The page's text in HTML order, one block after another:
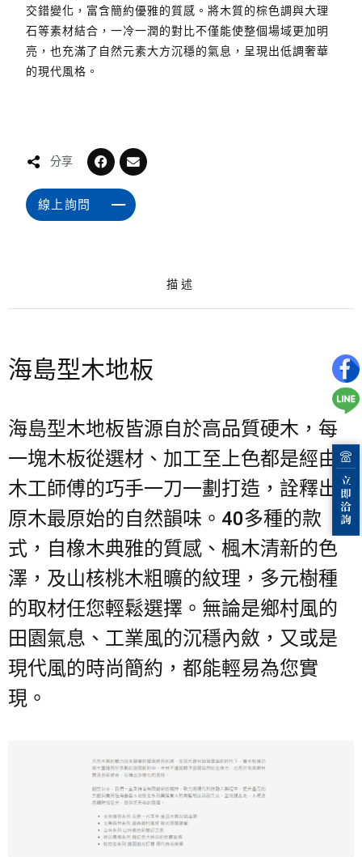
交錯變化，富含簡約優雅的質感。將木質的棕色調與大理
石等素材結合，一冷一潤的對比不僅能使整個場域更加明
亮，也充滿了自然元素大方沉穩的氣息，呈現出低調奢華
的現代風格。
分享
線上詢問
描述
海島型木地板
海島型木地板皆源自於高品質硬木，每
一塊木板從選材、加工至上色都是經由
木工師傅的巧手一刀一劃打造，詮釋出
原木最原始的自然韻味。40多種的款
式，自橡木典雅的質感、楓木清新的色
澤，及山核桃木粗曠的紋理，多元樹種
的取材任您輕鬆選擇。無論是鄉村風的
田園氣息、工業風的沉穩內斂，又或是
現代風的時尚簡約，都能輕易為您實
現。